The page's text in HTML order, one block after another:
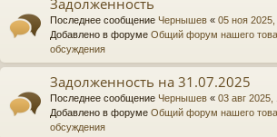
Последнее сообщение Чернышев « 05 ноя
Добавлено в форуме Общий форум нашего
обсуждения
Задолженность на 31.07.2025
Последнее сообщение Чернышев « 03 авг 2025,
Добавлено в форуме Общий форум нашего
обсуждения